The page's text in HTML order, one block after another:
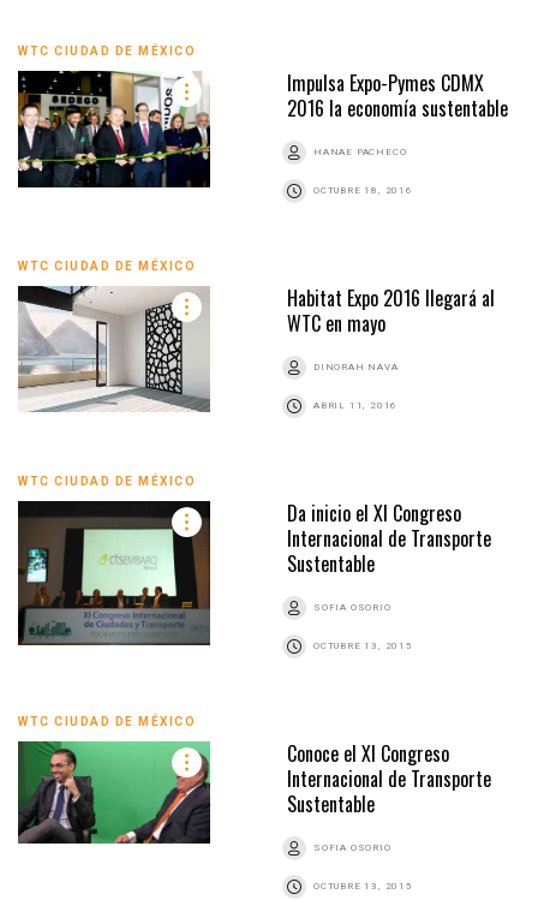
WTC CIUDAD DE MÉXICO
Impulsa Expo-Pymes CDMX
2016 la economía sustentable
HANAE PACHECO
OCTUBRE 18, 2016
WTC CIUDAD DE MÉXICO
Habitat Expo 2016 llegará al
WTC en mayo
DINORAH NAVA
ABRIL 11, 2016
WTC CIUDAD DE MÉXICO
Da inicio el XI Congreso
Internacional de Transporte
Sustentable
SOFIA OSORIO
OCTUBRE 13, 2015
WTC CIUDAD DE MÉXICO
Conoce el XI Congreso
Internacional de Transporte
Sustentable
SOFIA OSORIO
OCTUBRE 13, 2015